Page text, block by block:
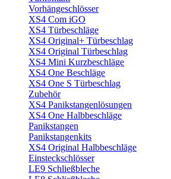
Vorhängeschlösser
XS4 Com iGO
XS4 Türbeschläge
XS4 Original+ Türbeschlag
XS4 Original Türbeschlag
XS4 Mini Kurzbeschläge
XS4 One Beschläge
XS4 One S Türbeschlag
Zubehör
XS4 Panikstangenlösungen
XS4 One Halbbeschläge
Panikstangen
Panikstangenkits
XS4 Original Halbbeschläge
Einsteckschlösser
LE9 Schließbleche